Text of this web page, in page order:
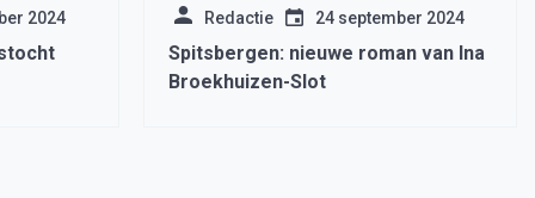
2024 Redactie 24 september 2024
Spitsbergen: nieuwe roman van Ina
Broekhuizen-Slot